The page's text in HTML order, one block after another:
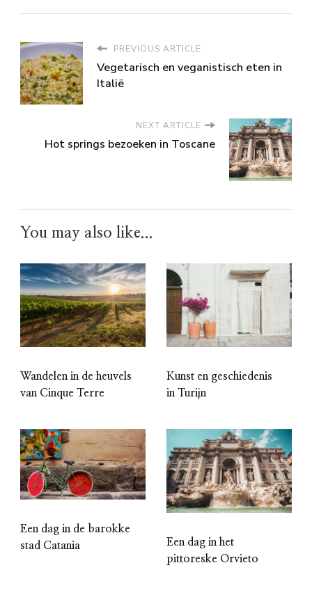
PREVIOUS ARTICLE
Vegetarisch en veganistisch eten in
Italië
NEXT ARTICLE
Hot springs bezoeken in Toscane
You may also like...
Wandelen in de heuvels
van Cinque Terre
Kunst en geschiedenis
in Turijn
Een dag in de barokke
stad Catania
Een dag in het
pittoreske Orvieto